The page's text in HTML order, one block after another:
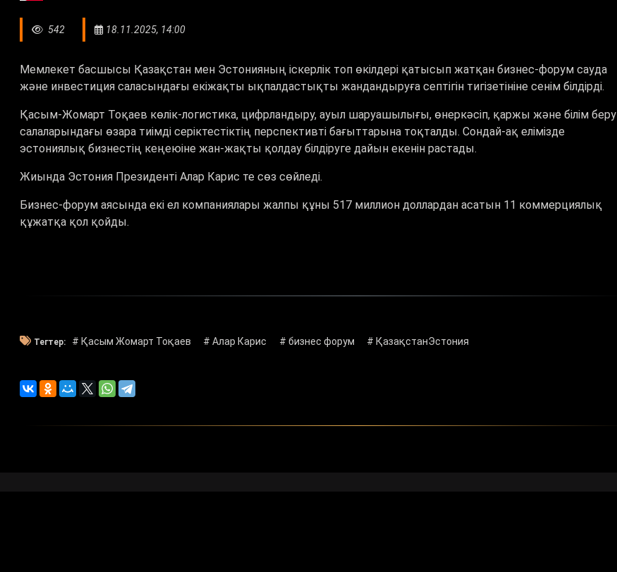
542 18.11.2025, 14:00
Мемлекет басшысы Қазақстан мен Эстонияның іскерлік топ өкілдері қатысып жатқан бизнес-форум сауда
және инвестиция саласындағы екіжақты ықпалдастықты жандандыруға септігін тигізетініне сенім білдірді.
Қасым-Жомарт Тоқаев көлік-логистика, цифрландыру, ауыл шаруашылығы, өнеркәсіп, қаржы және білім беру
салаларындағы өзара тиімді серіктестіктің перспективті бағыттарына тоқталды. Сондай-ақ елімізде
эстониялық бизнестің кеңеюіне жан-жақты қолдау білдіруге дайын екенін растады.
Жиында Эстония Президенті Алар Карис те сөз сөйледі.
Бизнес-форум аясында екі ел компаниялары жалпы құны 517 миллион доллардан асатын 11 коммерциялық
құжатқа қол қойды.